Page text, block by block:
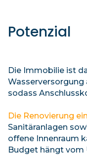
Potenzial
Die Immobilie ist
Wasserversorgung
sodass
Die Renovierung
Sanitäranlagen
offene Innenraum
Budget hängt vom